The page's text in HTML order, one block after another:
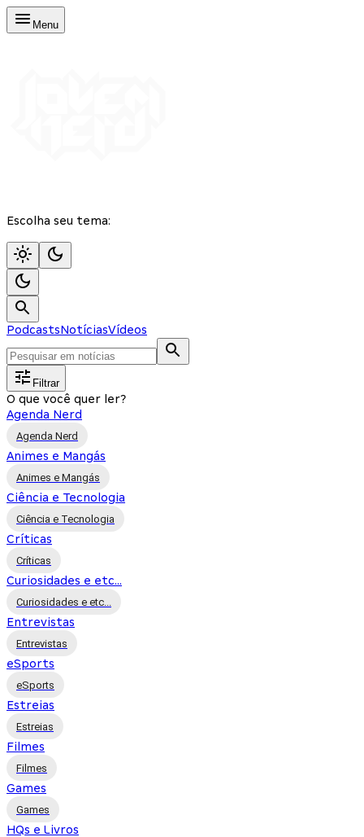
Menu
Escolha seu tema:
PodcastsNotíciasVídeos
Filtrar
O que você quer ler?
Agenda Nerd
Agenda Nerd
Animes e Mangás
Animes e Mangás
Ciência e Tecnologia
Ciência e Tecnologia
Críticas
Críticas
Curiosidades e etc...
Curiosidades e etc...
Entrevistas
Entrevistas
eSports
eSports
Estreias
Estreias
Filmes
Filmes
Games
Games
HQs e Livros